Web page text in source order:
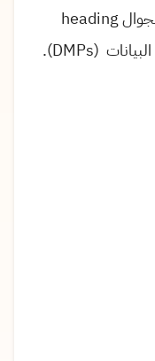
الإعلانية ما قبل تحميل الصفحات للجوال heading